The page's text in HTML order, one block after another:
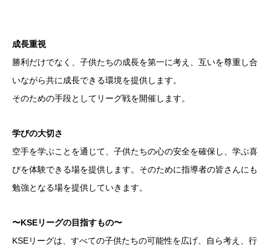
成長重視
勝利だけでなく、子供たちの成長を第一に考え、互いを尊重し合
いながら共に成長できる環境を提供します。
そのための手段としてリーグ戦を開催します。
学びの大切さ
空手を学ぶことを通じて、子供たちの心の安全を確保し、学ぶ喜
びを体験できる場を提供します。そのために指導者の皆さんにも
勉強となる場を提供していきます。
〜KSEリーグの目指すもの〜
KSEリーグは、すべての子供たちの可能性を広げ、自ら考え、行